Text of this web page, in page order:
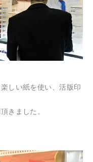
しい紙を使い、活版印
きました。